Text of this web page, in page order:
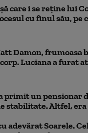
care i se reține lui
cu finul său, pe
Damon, frumoasa
Luciana a furat
primit un pensionar
stabilitate. Altfel,
adevărat Soarele.